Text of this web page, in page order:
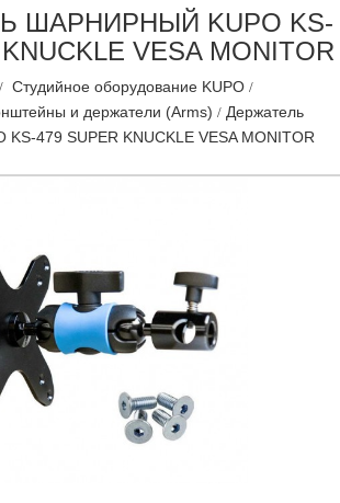
ШАРНИРНЫЙ KUPO KS-
VESA MONITOR
Студийное оборудование KUPO
и держатели (Arms)
Держатель
479 SUPER KNUCKLE VESA MONITOR